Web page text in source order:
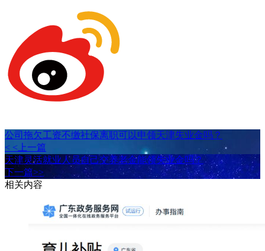
公司拖欠工资不缴社保离职可以申领天津失业金吗？
< <上一篇
天津灵活就业人员自己交养老金能领失业金吗？
下一篇>>
相关内容